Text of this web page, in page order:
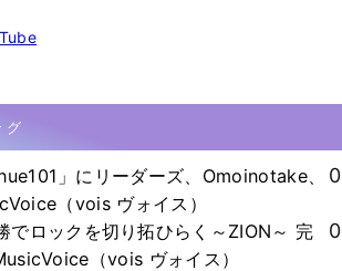
グ
」にリーダーズ、Omoinotake、
（vois ヴォイス）
0
でロックを切り拓ひらく～ZION～ 完
（vois ヴォイス）
0